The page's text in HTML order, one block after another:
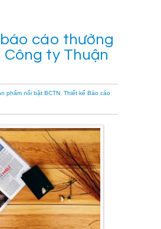
cáo thường
Công ty Thuận
phẩm nổi bật BCTN, Thiết kế Báo cáo